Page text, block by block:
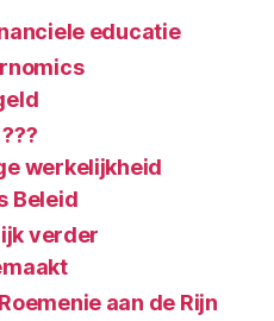
educatie
werkelijkheid
Beleid
verder
aan de Rijn